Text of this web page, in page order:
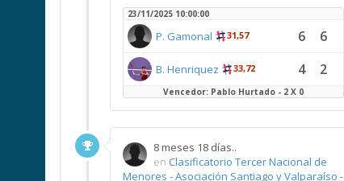
23/11/2025 10:00:00
P. Gamonal 31,57 6 6
B. Henriquez 33,72 4 2
Vencedor: Pablo Hurtado - 2 X 0
8 meses 18 días..
en Clasificatorio Tercer Nacional de
Menores - Asociación Santiago y Valparaíso -